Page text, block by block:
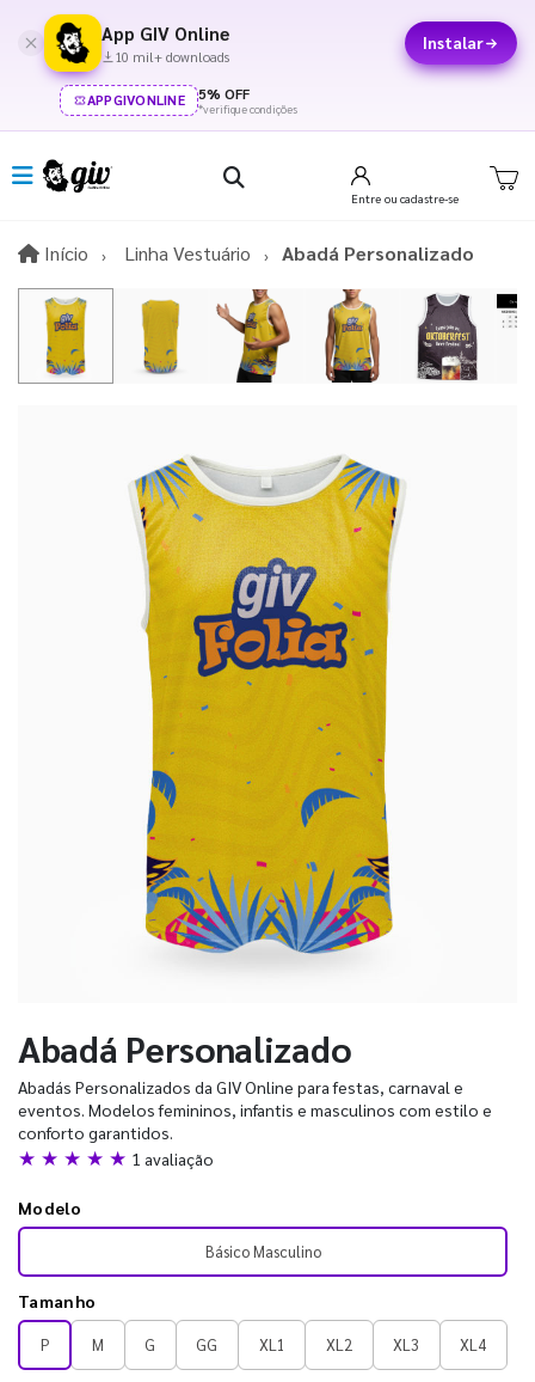
App GIV Online
10 mil+ downloads
Instalar
APPGIVONLINE 5% OFF
*verifique condições
Entre ou cadastre-se
Início InícioLinha Vestuário Abadá Personalizado
Abadá Personalizado
Abadás Personalizados da GIV Online para festas, carnaval e
eventos. Modelos femininos, infantis e masculinos com estilo e
conforto garantidos.
★ ★ ★ ★ ★ 1 avaliação
Modelo
Básico Masculino
Tamanho
P M G GG XL1 XL2 XL3 XL4